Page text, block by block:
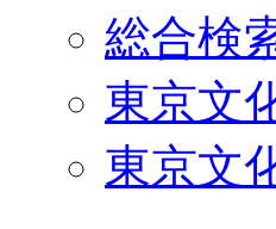
総合検
東京文
東京文